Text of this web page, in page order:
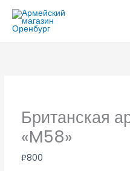
Перейти
содержимому
Британская
«M58»
₽800